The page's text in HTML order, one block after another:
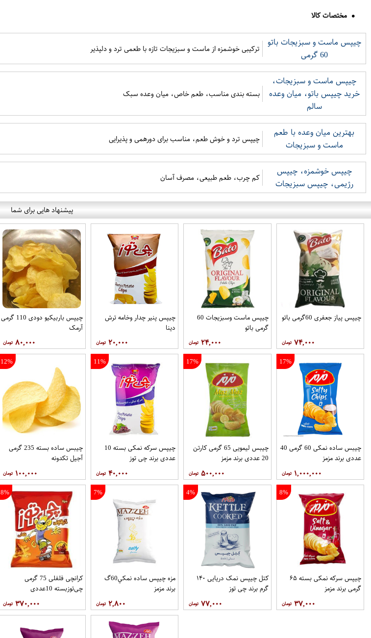
مختصات کالا
چیپس ماست و سبزیجات باتو
60 گرمی
ترکیبی خوشمزه از ماست و سبزیجات تازه با طعمی ترد و دلپذیر
چیپس ماست و سبزیجات،
خرید چیپس باتو، میان وعده
سالم
بسته بندی مناسب، طعم خاص، میان وعده سبک
بهترین میان وعده با طعم
ماست و سبزیجات
چیپس ترد و خوش طعم، مناسب برای دورهمی و پذیرایی
چیپس خوشمزه، چیپس
رژیمی، چیپس سبزیجات
کم چرب، طعم طبیعی، مصرف آسان
پیشنهاد هایی برای شما
چیپس پیاز جعفری 60گرمی باتو
۷۴,۰۰۰
چیپس ماست وسبزیجات 60
گرمی باتو
۲۴,۰۰۰
چیپس پنیر چدار وخامه ترش
دینا
۲۰,۰۰۰
چیپس باربیکیو دودی 110 گرمی
آرمک
۸۰,۰۰۰
17%
چیبس ساده نمکی 60 گرمی 40
عددی برند مزمز
۱,۰۰۰,۰۰۰
17%
چیبس لیمویی 65 گرمی کارتن
20 عددی برند مزمز
۵۰۰,۰۰۰
11%
چیپس سرکه نمکی بسته 10
عددی برند چی توز
۴۰,۰۰۰
12%
چیبس ساده بسته 235 گرمی
آجیل تکدونه
۱۰۰,۰۰۰
8%
چیپس سرکه نمکی بسته ۶۵
گرمی برند مزمز
۳۷,۰۰۰
4%
کتل چیپس نمک دریایی ۱۴۰
گرم برند چی توز
۷۷,۰۰۰
7%
مزه چيپس ساده نمکي60گ
برند مزمز
۲,۸۰۰
8%
کرانچی فلفلی 75 گرمی
چی‌توزبسته 10عددي
۳۷۰,۰۰۰